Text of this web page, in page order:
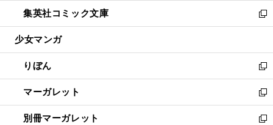
く
で
開
ド
ウ
開
く
ィ
ン
ウ
で
開
く
し
い
ウ
ン
ド
ウ
で
開
く
集英社コミック文庫
新
し
ウ
ィ
ン
ド
ウ
で
少女マンガ
りぼん
新
し
い
ウ
ィ
マーガレット
新
し
い
別冊マーガレット
新